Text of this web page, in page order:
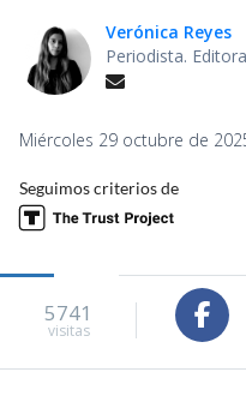
Verónica Reyes
Periodista.
Miércoles 29 octubre de
Seguimos criterios de
5741
visitas